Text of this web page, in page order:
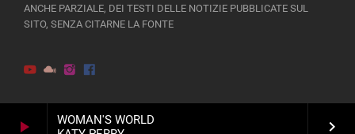
play_arrow
WOMAN'S WORLD
keyboard_arrow_right
ANCHE PARZIALE, DEI TESTI DELLE NOTIZIE PUBBLICATE SUL
SITO, SENZA CITARNE LA FONTE